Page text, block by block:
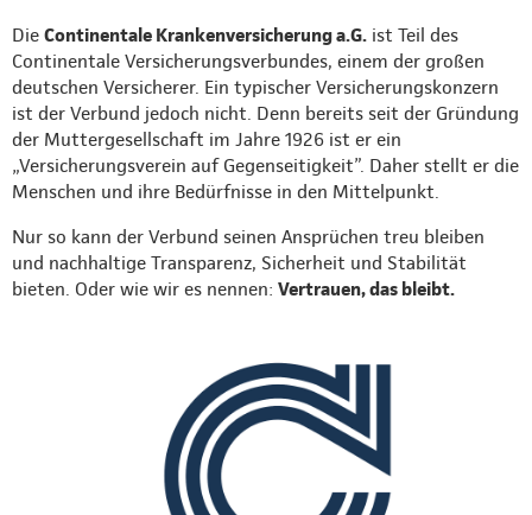
Die Continentale Krankenversicherung a.G. ist Teil des
Continentale Versicherungsverbundes, einem der großen
deutschen Versicherer. Ein typischer Versicherungskonzern
ist der Verbund jedoch nicht. Denn bereits seit der Gründung
der Muttergesellschaft im Jahre 1926 ist er ein
„Versicherungsverein auf Gegenseitigkeit”. Daher stellt er die
Menschen und ihre Bedürfnisse in den Mittelpunkt.
Nur so kann der Verbund seinen Ansprüchen treu bleiben
und nachhaltige Transparenz, Sicherheit und Stabilität
bieten. Oder wie wir es nennen: Vertrauen, das bleibt.